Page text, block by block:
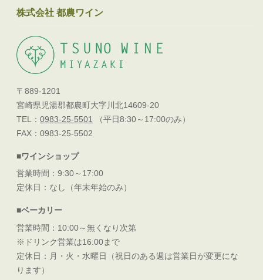
株式会社 都農ワイン
〒889-1201
宮崎県児湯郡都農町大字川北14609-20
TEL：0983-25-5501 （平日8:30～17:00のみ）
FAX：0983-25-5502
■ワインショップ
営業時間：9:30～17:00
定休日：なし（年末年始のみ）
■ベーカリー
営業時間：10:00～無くなり次第
※ドリンク営業は16:00まで
定休日：月・火・水曜日（祝日のある週は営業日が変更にな
ります）